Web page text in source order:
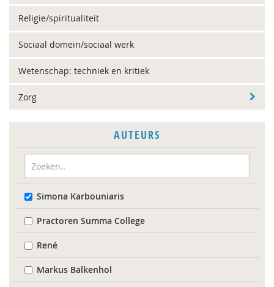
Religie/spiritualiteit
Sociaal domein/sociaal werk
Wetenschap: techniek en kritiek
Zorg
AUTEURS
Simona Karbouniaris
Practoren Summa College
René
Markus Balkenhol